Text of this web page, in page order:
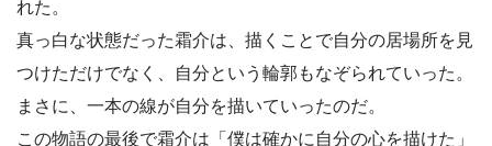
れた。
真っ白な状態だった霜介は、描くことで自分の居場所を見
つけただけでなく、自分という輪郭もなぞられていった。
まさに、一本の線が自分を描いていったのだ。
この物語の最後で霜介は「僕は確かに自分の心を描けた」